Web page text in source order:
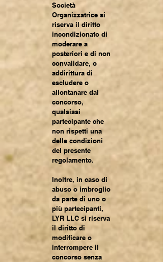
Società
Organizzatrice si
riserva il diritto
incondizionato di
moderare a
posteriori e di non
convalidare, o
addirittura di
escludere o
allontanare dal
concorso,
qualsiasi
partecipante che
non rispetti una
delle condizioni
del presente
regolamento.
Inoltre, in caso di
abuso o imbroglio
da parte di uno o
più partecipanti,
LYR LLC si riserva
il diritto di
modificare o
interrompere il
concorso senza